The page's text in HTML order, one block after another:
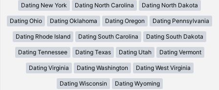
Dating New York Dating North Carolina Dating North Dakota
Dating Ohio Dating Oklahoma Dating Oregon Dating Pennsylvania
Dating Rhode Island Dating South Carolina Dating South Dakota
Dating Tennessee Dating Texas Dating Utah Dating Vermont
Dating Virginia Dating Washington Dating West Virginia
Dating Wisconsin Dating Wyoming